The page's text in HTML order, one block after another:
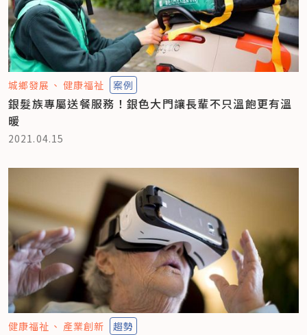
城鄉發展 健康福祉 案例
銀髮族專屬送餐服務！銀色大門讓長輩不只溫飽更有溫
暖
2021.04.15
健康福祉 產業創新 趨勢